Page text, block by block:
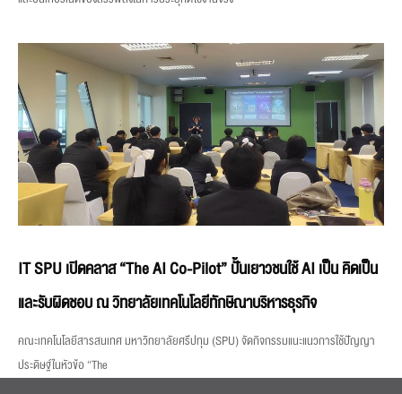
IT SPU เปิดคลาส “The AI Co-Pilot” ปั้นเยาวชนใช้ AI เป็น คิดเป็น
และรับผิดชอบ ณ วิทยาลัยเทคโนโลยีทักษิณาบริหารธุรกิจ
คณะเทคโนโลยีสารสนเทศ มหาวิทยาลัยศรีปทุม (SPU) จัดกิจกรรมแนะแนวการใช้ปัญญา
ประดิษฐ์ในหัวข้อ “The